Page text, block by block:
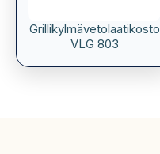
Grillikylmävetolaatikosto
VLG 803